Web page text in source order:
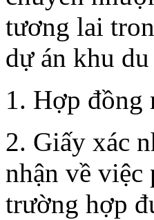
tương lai
dự án khu
1. Hợp đồng
2. Giấy xác
nhận về việc
trường hợp